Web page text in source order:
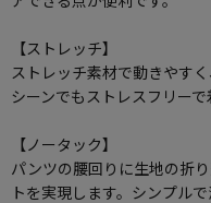
【ストレッチ】
ストレッチ素材で動きやす
シーンでもストレスフリーで
【ノータック】
パンツの腰回りに生地の折
トを実現します。シンプル